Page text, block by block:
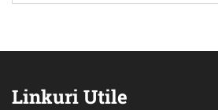
Linkuri Utile